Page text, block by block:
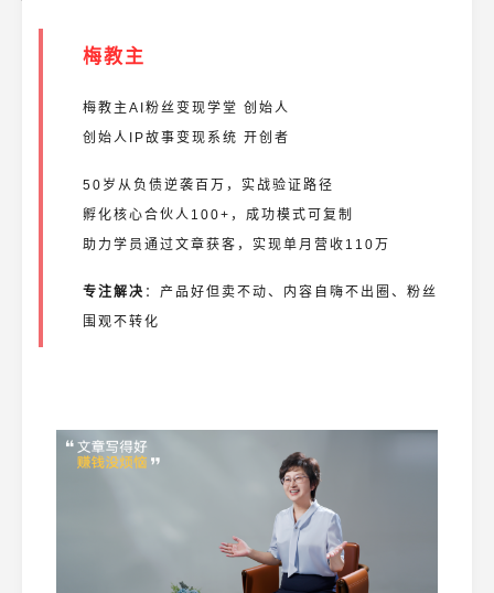
梅教主
梅教主AI粉丝变现学堂 创始人
创始人IP故事变现系统 开创者
50岁从负债逆袭百万，实战验证路径
孵化核心合伙人100+，成功模式可复制
助力学员通过文章获客，实现单月营收110万
专注解决 ：产品好但卖不动、内容自嗨不出圈、粉丝
围观不转化